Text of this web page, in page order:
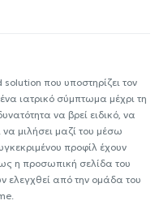
που υποστηρίζει τον
ιατρικό σύμπτωμα μέχρι τη
να βρεί ειδικό, να
μιλήσει μαζί του μέσω
προφίλ έχουν
η προσωπική σελίδα του
ελεγχθεί από την ομάδα του